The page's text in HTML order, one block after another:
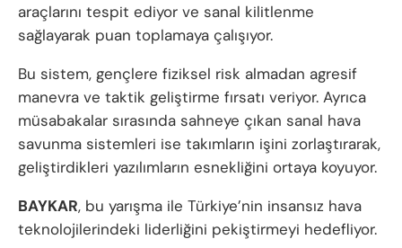
araçlarını tespit ediyor ve sanal kilitlenme
sağlayarak puan toplamaya çalışıyor.
Bu sistem, gençlere fiziksel risk almadan agresif
manevra ve taktik geliştirme fırsatı veriyor. Ayrıca
müsabakalar sırasında sahneye çıkan sanal hava
savunma sistemleri ise takımların işini zorlaştırarak,
geliştirdikleri yazılımların esnekliğini ortaya koyuyor.
BAYKAR, bu yarışma ile Türkiye’nin insansız hava
teknolojilerindeki liderliğini pekiştirmeyi hedefliyor.